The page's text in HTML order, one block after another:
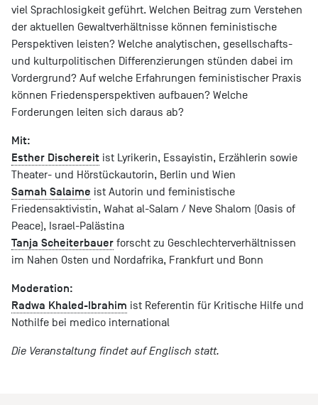
viel Sprachlosigkeit geführt. Welchen Beitrag zum Verstehen
der aktuellen Gewaltverhältnisse können feministische
Perspektiven leisten? Welche analytischen, gesellschafts-
und kulturpolitischen Differenzierungen stünden dabei im
Vordergrund? Auf welche Erfahrungen feministischer Praxis
können Friedensperspektiven aufbauen? Welche
Forderungen leiten sich daraus ab?
Mit:
Esther Dischereit ist Lyrikerin, Essayistin, Erzählerin sowie
Theater- und Hörstückautorin, Berlin und Wien
Samah Salaime ist Autorin und feministische
Friedensaktivistin, Wahat al-Salam / Neve Shalom (Oasis of
Peace), Israel-Palästina
Tanja Scheiterbauer forscht zu Geschlechterverhältnissen
im Nahen Osten und Nordafrika, Frankfurt und Bonn
Moderation:
Radwa Khaled-Ibrahim ist Referentin für Kritische Hilfe und
Nothilfe bei medico international
Die Veranstaltung findet auf Englisch statt.